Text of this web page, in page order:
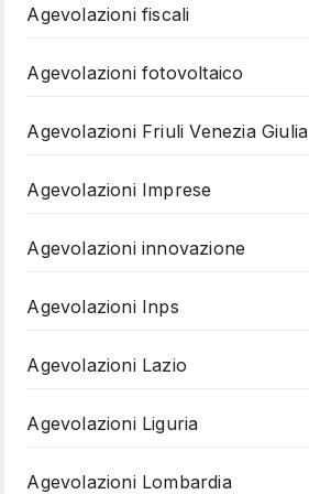
Agevolazioni fiscali
Agevolazioni fotovoltaico
Agevolazioni Friuli Venezia Giulia
Agevolazioni Imprese
Agevolazioni innovazione
Agevolazioni Inps
Agevolazioni Lazio
Agevolazioni Liguria
Agevolazioni Lombardia